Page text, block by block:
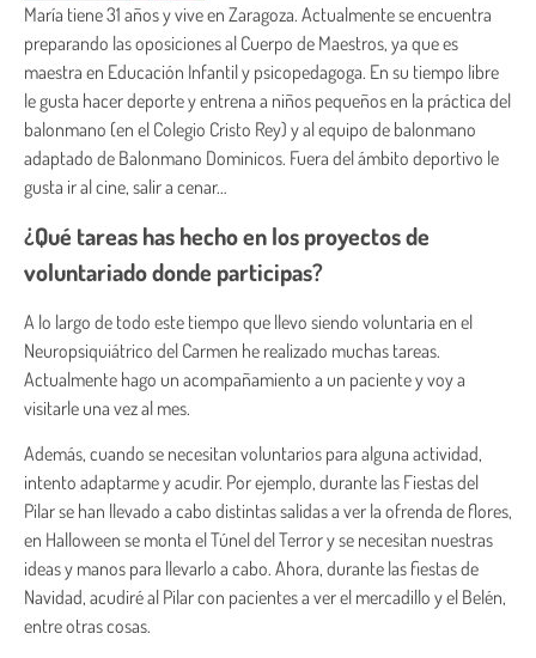
María tiene 31 años y vive en Zaragoza. Actualmente se encuentra
preparando las oposiciones al Cuerpo de Maestros, ya que es
maestra en Educación Infantil y psicopedagoga. En su tiempo libre
le gusta hacer deporte y entrena a niños pequeños en la práctica del
balonmano (en el Colegio Cristo Rey) y al equipo de balonmano
adaptado de Balonmano Dominicos. Fuera del ámbito deportivo le
gusta ir al cine, salir a cenar…
¿Qué tareas has hecho en los proyectos de
voluntariado donde participas?
A lo largo de todo este tiempo que llevo siendo voluntaria en el
Neuropsiquiátrico del Carmen he realizado muchas tareas.
Actualmente hago un acompañamiento a un paciente y voy a
visitarle una vez al mes.
Además, cuando se necesitan voluntarios para alguna actividad,
intento adaptarme y acudir. Por ejemplo, durante las Fiestas del
Pilar se han llevado a cabo distintas salidas a ver la ofrenda de flores,
en Halloween se monta el Túnel del Terror y se necesitan nuestras
ideas y manos para llevarlo a cabo. Ahora, durante las fiestas de
Navidad, acudiré al Pilar con pacientes a ver el mercadillo y el Belén,
entre otras cosas.